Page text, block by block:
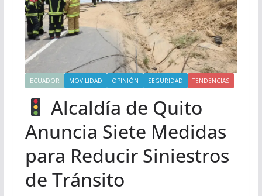
ECUADOR MOVILIDAD OPINIÓN SEGURIDAD TENDENCIAS
Alcaldía de Quito
Anuncia Siete Medidas
para Reducir Siniestros
de Tránsito